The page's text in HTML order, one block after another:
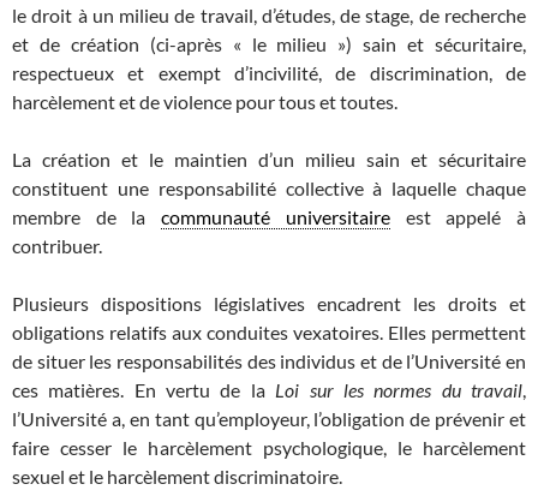
le droit à un milieu de travail, d’études, de stage, de recherche
et de création (ci-après « le milieu ») sain et sécuritaire,
respectueux et exempt d’incivilité, de discrimination, de
harcèlement et de violence pour tous et toutes.
La création et le maintien d’un milieu sain et sécuritaire
constituent une responsabilité collective à laquelle chaque
membre de lacommunauté universitaireest appelé à
contribuer.
Plusieurs dispositions législatives encadrent les droits et
obligations relatifs aux conduites vexatoires. Elles permettent
de situer les responsabilités des individus et de l’Université en
ces matières. En vertu de la Loi sur les normes du travail,
l’Université a, en tant qu’employeur, l’obligation de prévenir et
faire cesser le harcèlement psychologique, le harcèlement
sexuel et le harcèlement discriminatoire.